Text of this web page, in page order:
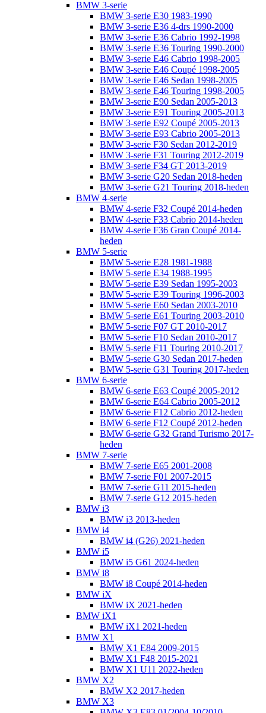
BMW 3-serie
BMW 3-serie E30 1983-1990
BMW 3-serie E36 4-drs 1990-2000
BMW 3-serie E36 Cabrio 1992-1998
BMW 3-serie E36 Touring 1990-2000
BMW 3-serie E46 Cabrio 1998-2005
BMW 3-serie E46 Coupé 1998-2005
BMW 3-serie E46 Sedan 1998-2005
BMW 3-serie E46 Touring 1998-2005
BMW 3-serie E90 Sedan 2005-2013
BMW 3-serie E91 Touring 2005-2013
BMW 3-serie E92 Coupé 2005-2013
BMW 3-serie E93 Cabrio 2005-2013
BMW 3-serie F30 Sedan 2012-2019
BMW 3-serie F31 Touring 2012-2019
BMW 3-serie F34 GT 2013-2019
BMW 3-serie G20 Sedan 2018-heden
BMW 3-serie G21 Touring 2018-heden
BMW 4-serie
BMW 4-serie F32 Coupé 2014-heden
BMW 4-serie F33 Cabrio 2014-heden
BMW 4-serie F36 Gran Coupé 2014-
heden
BMW 5-serie
BMW 5-serie E28 1981-1988
BMW 5-serie E34 1988-1995
BMW 5-serie E39 Sedan 1995-2003
BMW 5-serie E39 Touring 1996-2003
BMW 5-serie E60 Sedan 2003-2010
BMW 5-serie E61 Touring 2003-2010
BMW 5-serie F07 GT 2010-2017
BMW 5-serie F10 Sedan 2010-2017
BMW 5-serie F11 Touring 2010-2017
BMW 5-serie G30 Sedan 2017-heden
BMW 5-serie G31 Touring 2017-heden
BMW 6-serie
BMW 6-serie E63 Coupé 2005-2012
BMW 6-serie E64 Cabrio 2005-2012
BMW 6-serie F12 Cabrio 2012-heden
BMW 6-serie F12 Coupé 2012-heden
BMW 6-serie G32 Grand Turismo 2017-
heden
BMW 7-serie
BMW 7-serie E65 2001-2008
BMW 7-serie F01 2007-2015
BMW 7-serie G11 2015-heden
BMW 7-serie G12 2015-heden
BMW i3
BMW i3 2013-heden
BMW i4
BMW i4 (G26) 2021-heden
BMW i5
BMW i5 G61 2024-heden
BMW i8
BMW i8 Coupé 2014-heden
BMW iX
BMW iX 2021-heden
BMW iX1
BMW iX1 2021-heden
BMW X1
BMW X1 E84 2009-2015
BMW X1 F48 2015-2021
BMW X1 U11 2022-heden
BMW X2
BMW X2 2017-heden
BMW X3